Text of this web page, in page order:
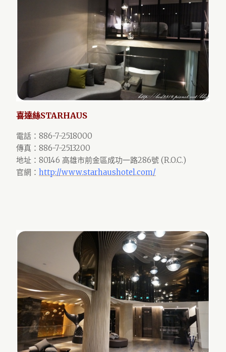
喜達絲STARHAUS
電話：886-7-2518000
傳真：886-7-2513200
地址：80146 高雄市前金區成功一路286號 (R.O.C.)
官網： http://www.starhaushotel.com/